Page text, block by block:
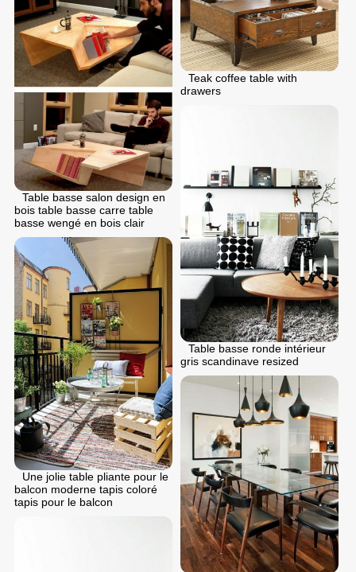
Teak coffee table with
drawers
Table basse salon design en
bois table basse carre table
basse wengé en bois clair
Table basse ronde intérieur
gris scandinave resized
Une jolie table pliante pour le
balcon moderne tapis coloré
tapis pour le balcon